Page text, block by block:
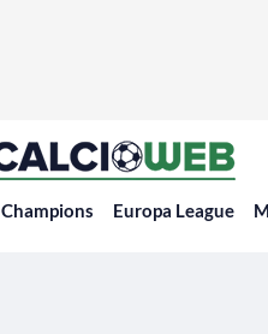
Champions Europa League